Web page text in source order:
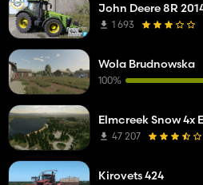
John Deere 8R
1 693
Wola Brudnowska
100%
Elmcreek Snow 4x
47 207
Kirovets 424